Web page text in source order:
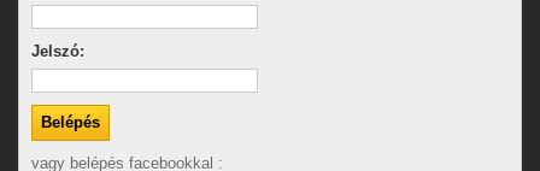
Jelszó:
vagy belépés facebookkal :